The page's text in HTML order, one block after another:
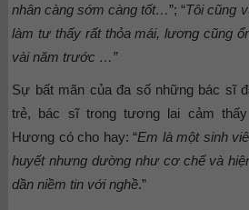
nhân càng sớm càng tốt…”; “Tôi cũng
làm tư thấy rất thỏa mái, lương cũng
vài năm trước …”
Sự bất mãn của đa số những bác sĩ
trẻ, bác sĩ trong tương lai cảm
Hương có cho hay: “Em là một sinh
huyết nhưng dường như cơ chế và
dần niềm tin với nghề.”